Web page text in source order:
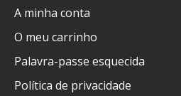
A minha conta
O meu carrinho
Palavra-passe esquecida
Política de privacidade